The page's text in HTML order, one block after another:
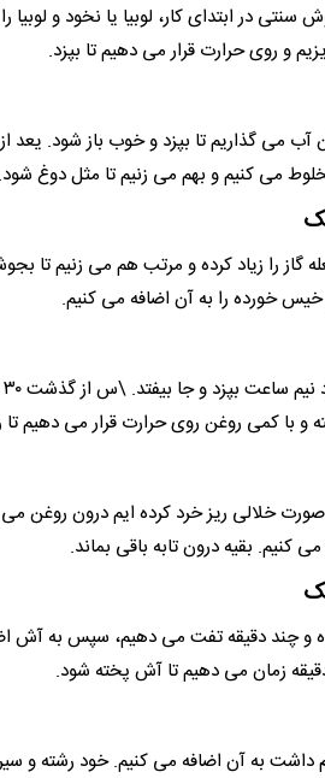
در ابتدای کار، لوبیا یا نخود و
و روی حرارت قرار می دهیم تا بپزد.
آب می گذاریم تا بپزد و خوب باز شود.
می کنیم و بهم می زنیم تا مثل دوغ شود.
را زیاد کرده و مرتب هم می زنیم تا
خورده را به آن اضافه می کنیم.
و با کمی روغن روی حرارت قرار می دهیم
خلالی ریز خرد کرده ایم درون روغن
کنیم. بقیه درون تابه باقی بماند.
و چند دقیقه تفت می دهیم، سپس به آش
زمان می دهیم تا آش پخته شود.
داشت به آن اضافه می کنیم. خود رشته و